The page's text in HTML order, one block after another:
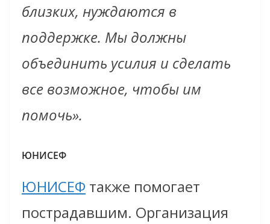
близких, нуждаются в
поддержке. Мы должны
объединить усилия и сделать
все возможное, чтобы им
помочь».
ЮНИСЕФ
ЮНИСЕФ также помогает
пострадавшим. Организация